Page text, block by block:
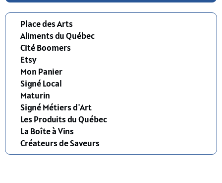
Place des Arts
Aliments du Québec
Cité Boomers
Etsy
Mon Panier
Signé Local
Maturin
Signé Métiers d'Art
Les Produits du Québec
La Boîte à Vins
Créateurs de Saveurs